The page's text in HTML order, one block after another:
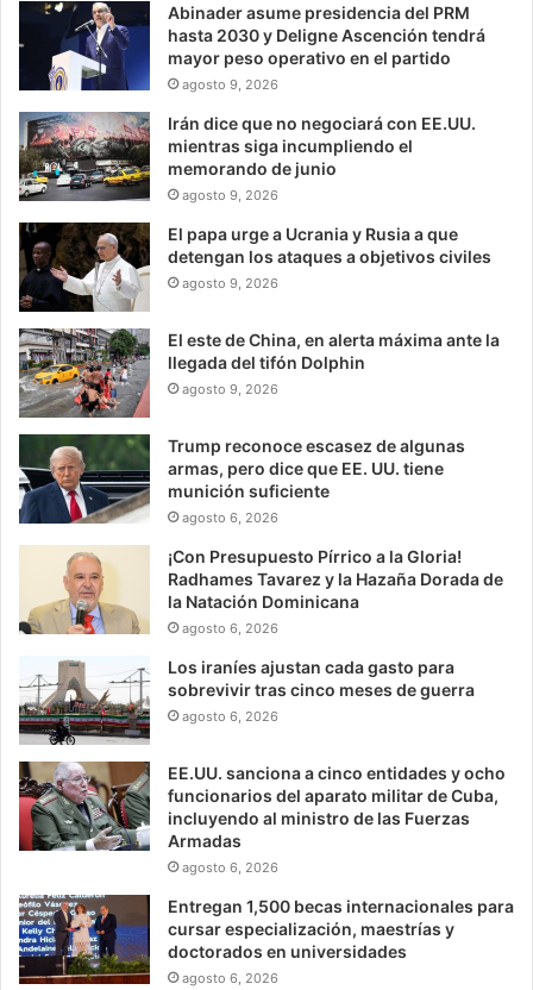
Abinader asume presidencia del PRM
hasta 2030 y Deligne Ascención tendrá
mayor peso operativo en el partido
agosto 9, 2026
Irán dice que no negociará con EE.UU.
mientras siga incumpliendo el
memorando de junio
agosto 9, 2026
El papa urge a Ucrania y Rusia a que
detengan los ataques a objetivos civiles
agosto 9, 2026
El este de China, en alerta máxima ante la
llegada del tifón Dolphin
agosto 9, 2026
Trump reconoce escasez de algunas
armas, pero dice que EE. UU. tiene
munición suficiente
agosto 6, 2026
¡Con Presupuesto Pírrico a la Gloria!
Radhames Tavarez y la Hazaña Dorada de
la Natación Dominicana
agosto 6, 2026
Los iraníes ajustan cada gasto para
sobrevivir tras cinco meses de guerra
agosto 6, 2026
EE.UU. sanciona a cinco entidades y ocho
funcionarios del aparato militar de Cuba,
incluyendo al ministro de las Fuerzas
Armadas
agosto 6, 2026
Entregan 1,500 becas internacionales para
cursar especialización, maestrías y
doctorados en universidades
agosto 6, 2026